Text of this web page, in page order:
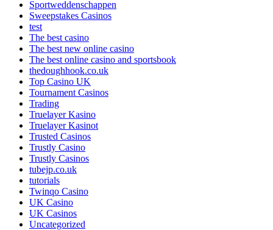
Sportweddenschappen
Sweepstakes Casinos
test
The best casino
The best new online casino
The best online casino and sportsbook
thedoughhook.co.uk
Top Casino UK
Tournament Casinos
Trading
Truelayer Kasino
Truelayer Kasinot
Trusted Casinos
Trustly Casino
Trustly Casinos
tubejp.co.uk
tutorials
Twinqo Casino
UK Casino
UK Casinos
Uncategorized